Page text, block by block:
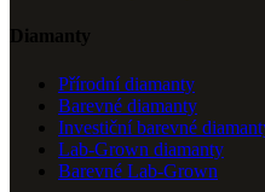
Diamanty
Přírodní diamanty
Barevné diamanty
Investiční barevné
Lab-Grown diamanty
Barevné Lab-Grown